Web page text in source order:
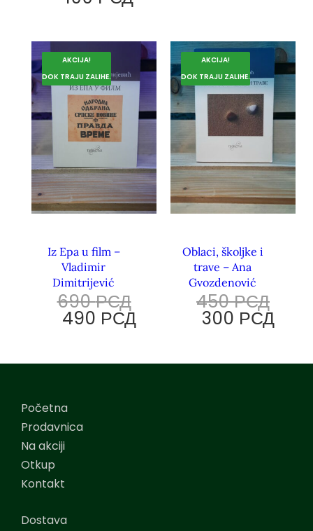
AKCIJA!
DOK TRAJU ZALIHE.
Iz Epa u film –
Vladimir
Dimitrijević
690РСД
490 РСД
AKCIJA!
DOK TRAJU ZALIHE.
Oblaci, školjke i
trave – Ana
Gvozdenović
450РСД
300 РСД
Početna
Prodavnica
Na akciji
Otkup
Kontakt
Dostava